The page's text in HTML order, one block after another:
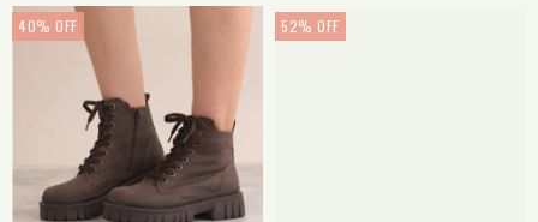
40% OFF 52% OFF